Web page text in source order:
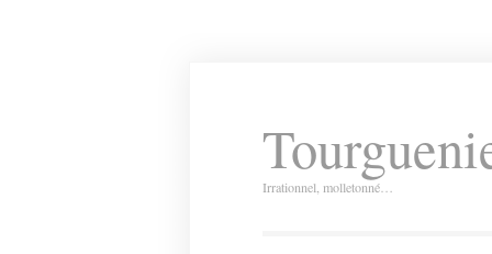
Irrationnel, molletonné…